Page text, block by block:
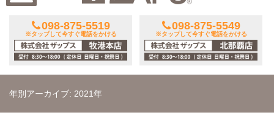
098-875-5519
※タップして今すぐ電話をかける
098-875-5549
※タップして今すぐ電話をかける
年別アーカイブ: 2021年